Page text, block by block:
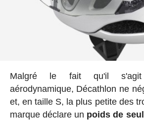
Malgré le fait qu'il s'agit
aérodynamique, Décathlon ne
et, en taille S, la plus petite des
marque déclare un poids de